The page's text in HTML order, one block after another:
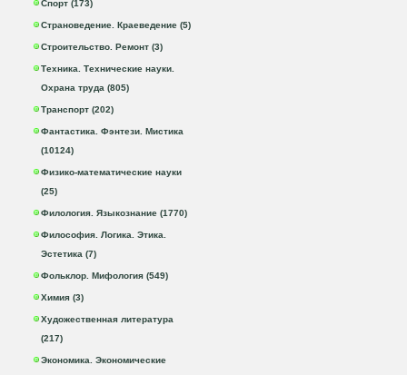
Спорт (173)
Страноведение. Краеведение (5)
Строительство. Ремонт (3)
Техника. Технические науки.
Охрана труда (805)
Транспорт (202)
Фантастика. Фэнтези. Мистика
(10124)
Физико-математические науки
(25)
Филология. Языкознание (1770)
Философия. Логика. Этика.
Эстетика (7)
Фольклор. Мифология (549)
Химия (3)
Художественная литература
(217)
Экономика. Экономические